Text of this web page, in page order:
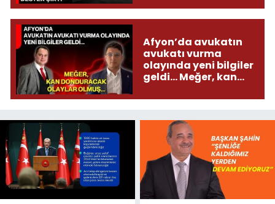
Afyon’da avukatın
avukatı vurma
olayında yeni bilgiler
geldi... Meğer, kan
olmuş...